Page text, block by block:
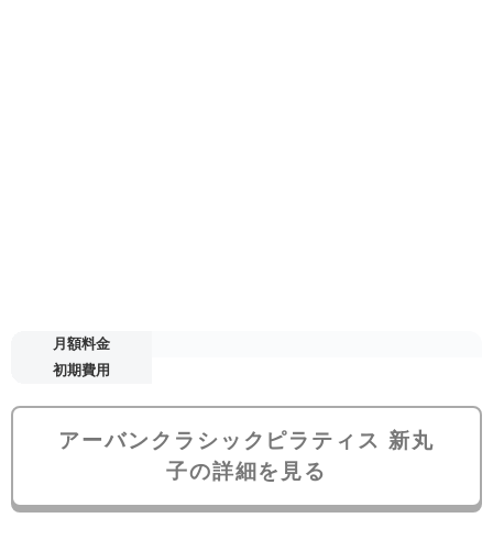
月額料金
初期費用
アーバンクラシックピラティス 新丸
子の詳細を見る